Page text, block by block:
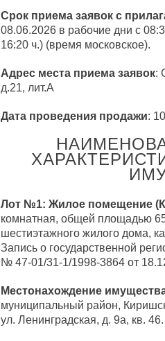
Срок приема заявок с
08.06.2026 в рабочие дни с
16:20 ч.) (время московское).
Адрес места приема заявок:
д.21, лит.А
Дата проведения продажи:
Лот №1: Жилое помещение
комнатная, общей площадью
шестиэтажного жилого дома,
Запись о государственной
№ 47-01/31-1/1998-3864 от
Местонахождение
муниципальный район,
ул. Ленинградская, д. 9а, кв. 46.